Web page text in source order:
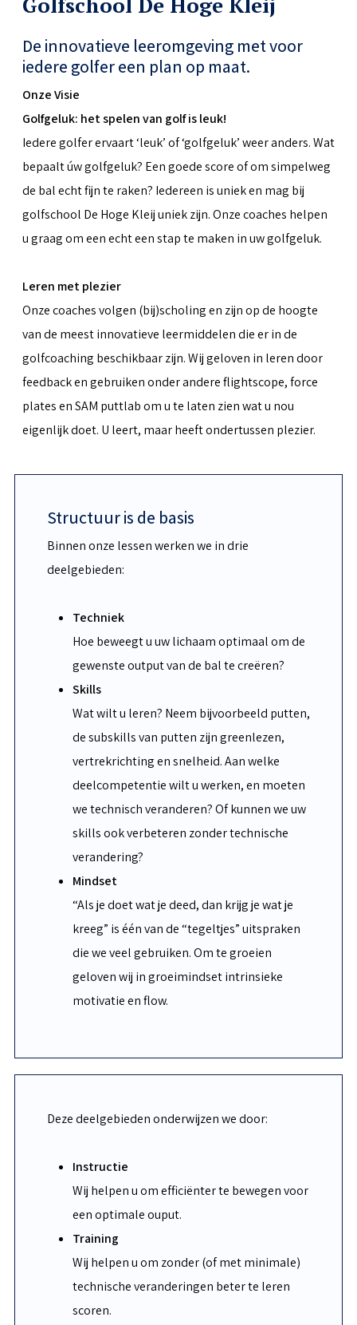
De innovatieve leeromgeving met voor
iedere golfer een plan op maat.
Onze Visie
Golfgeluk: het spelen van golf is leuk!
Iedere golfer ervaart ‘leuk’ of ‘golfgeluk’ weer anders. Wat
bepaalt úw golfgeluk? Een goede score of om simpelweg
de bal echt fijn te raken? Iedereen is uniek en mag bij
golfschool De Hoge Kleij uniek zijn. Onze coaches helpen
u graag om een echt een stap te maken in uw golfgeluk.
Leren met plezier
Onze coaches volgen (bij)scholing en zijn op de hoogte
van de meest innovatieve leermiddelen die er in de
golfcoaching beschikbaar zijn. Wij geloven in leren door
feedback en gebruiken onder andere flightscope, force
plates en SAM puttlab om u te laten zien wat u nou
eigenlijk doet. U leert, maar heeft ondertussen plezier.
Structuur is de basis
Binnen onze lessen werken we in drie
deelgebieden:
Techniek
Hoe beweegt u uw lichaam optimaal om de
gewenste output van de bal te creëren?
Skills
Wat wilt u leren? Neem bijvoorbeeld putten,
de subskills van putten zijn greenlezen,
vertrekrichting en snelheid. Aan welke
deelcompetentie wilt u werken, en moeten
we technisch veranderen? Of kunnen we uw
skills ook verbeteren zonder technische
verandering?
Mindset
“Als je doet wat je deed, dan krijg je wat je
kreeg” is één van de “tegeltjes” uitspraken
die we veel gebruiken. Om te groeien
geloven wij in groeimindset intrinsieke
motivatie en flow.
Deze deelgebieden onderwijzen we door:
Instructie
Wij helpen u om efficiënter te bewegen voor
een optimale ouput.
Training
Wij helpen u om zonder (of met minimale)
technische veranderingen beter te leren
scoren.